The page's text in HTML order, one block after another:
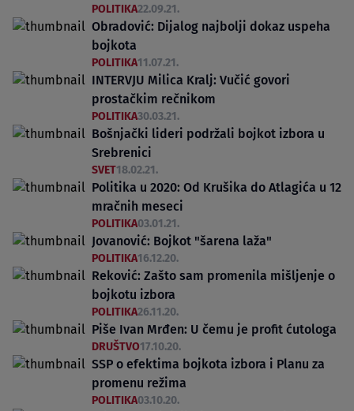
POLITIKA22.09.21.
Obradović: Dijalog najbolji dokaz uspeha
bojkota
POLITIKA11.07.21.
INTERVJU Milica Kralj: Vučić govori
prostačkim rečnikom
POLITIKA30.03.21.
Bošnjački lideri podržali bojkot izbora u
Srebrenici
SVET18.02.21.
Politika u 2020: Od Krušika do Atlagića u 12
mračnih meseci
POLITIKA03.01.21.
Jovanović: Bojkot "šarena laža"
POLITIKA16.12.20.
Reković: Zašto sam promenila mišljenje o
bojkotu izbora
POLITIKA26.11.20.
Piše Ivan Mrđen: U čemu je profit ćutologa
DRUŠTVO17.10.20.
SSP o efektima bojkota izbora i Planu za
promenu režima
POLITIKA03.10.20.